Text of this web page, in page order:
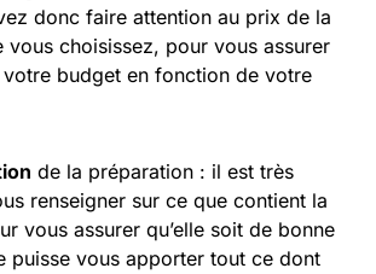
donc faire attention au prix de la
vous choisissez, pour vous assurer
votre budget en fonction de votre
de la préparation : il est très
renseigner sur ce que contient la
vous assurer qu’elle soit de bonne
puisse vous apporter tout ce dont